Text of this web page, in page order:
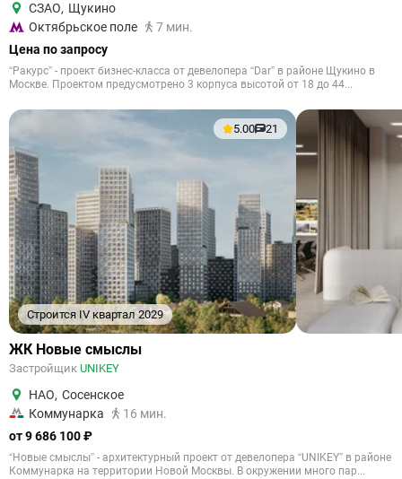
СЗАО, Щукино
Октябрьское поле
7 мин.
Цена по запросу
“Ракурс” - проект бизнес-класса от девелопера “Dar” в районе Щукино в
Москве. Проектом предусмотрено 3 корпуса высотой от 18 до 44...
Строится IV квартал 2029
5.00 21
ЖК Новые смыслы
Застройщик UNIKEY
НАО, Сосенское
Коммунарка
16 мин.
от 9 686 100 ₽
“Новые смыслы” - архитектурный проект от девелопера “UNIKEY” в районе
Коммунарка на территории Новой Москвы. В окружении много пар...